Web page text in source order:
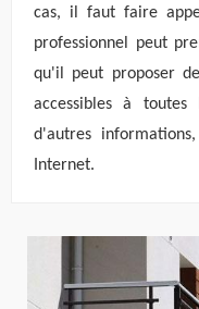
cas, il faut faire
professionnel peut
qu'il peut proposer
accessibles à toutes
d'autres
Internet.